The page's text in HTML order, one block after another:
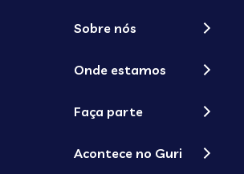
Sobre nós
Onde estamos
Faça parte
Acontece no Guri